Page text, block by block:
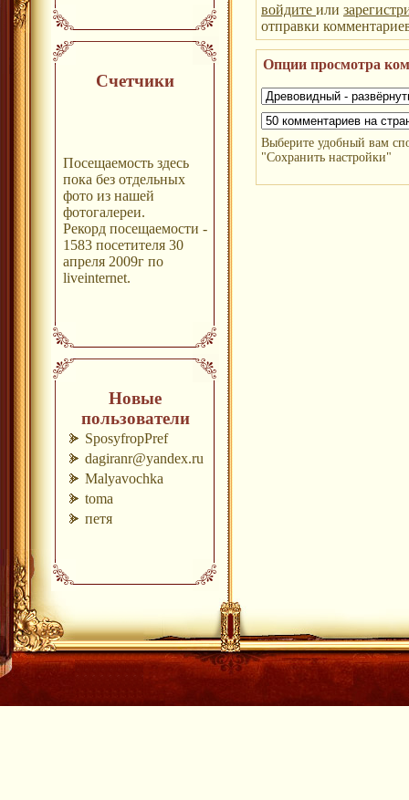
Счетчики
Посещаемость здесь
пока без отдельных
фото из нашей
фотогалереи.
Рекорд посещаемости -
1583 посетителя 30
апреля 2009г по
liveinternet.
Новые
пользователи
SposyfropPref
dagiranr@yandex.ru
Malyavochka
toma
петя
войдите или
отправки
Опции просмотра
Выберите удобный вам
"Сохранить настройки"